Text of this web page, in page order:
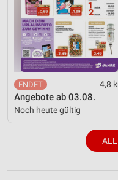
4,8
Angebote ab 03.08.
Noch heute gültig